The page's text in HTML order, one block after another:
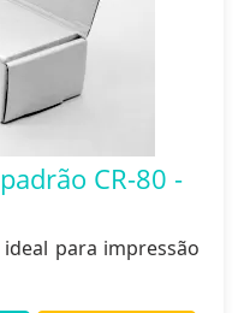
CR-80 -
para impressão